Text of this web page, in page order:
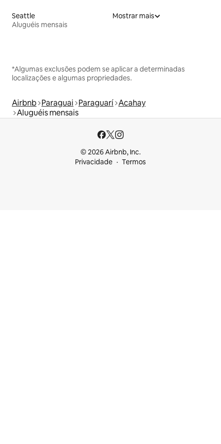
Seattle
Aluguéis mensais
Mostrar mais
*Algumas exclusões podem se aplicar a determinadas
localizações e algumas propriedades.
Airbnb Paraguai Paraguarí Acahay
Aluguéis mensais
© 2026 Airbnb, Inc.
Privacidade
Termos